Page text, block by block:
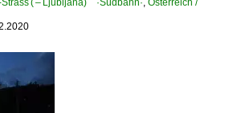
( – Ljubljana) ·Südbahn·, Österreich /